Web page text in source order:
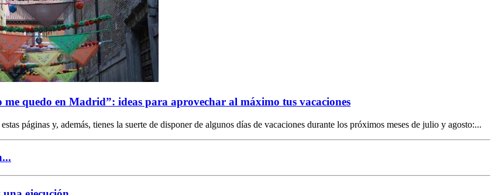
me quedo en Madrid”: ideas para aprovechar al máximo tus vacaciones
páginas y, además, tienes la suerte de disponer de algunos días de vacaciones durante los próximos meses de julio y agosto:...